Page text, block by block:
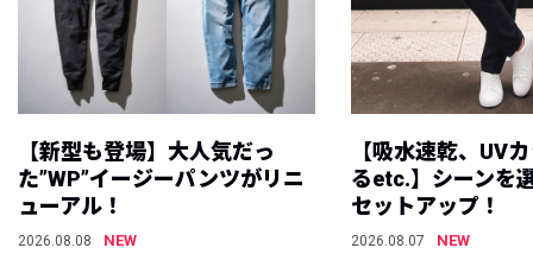
【新型も登場】大人気だっ
た”WP”イージーパンツがリニ
ューアル！
2026.08.08
NEW
【吸水速乾、UV
るetc.】シーンを
セットアップ！
2026.08.07
NEW